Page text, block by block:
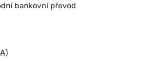
bankovní převod